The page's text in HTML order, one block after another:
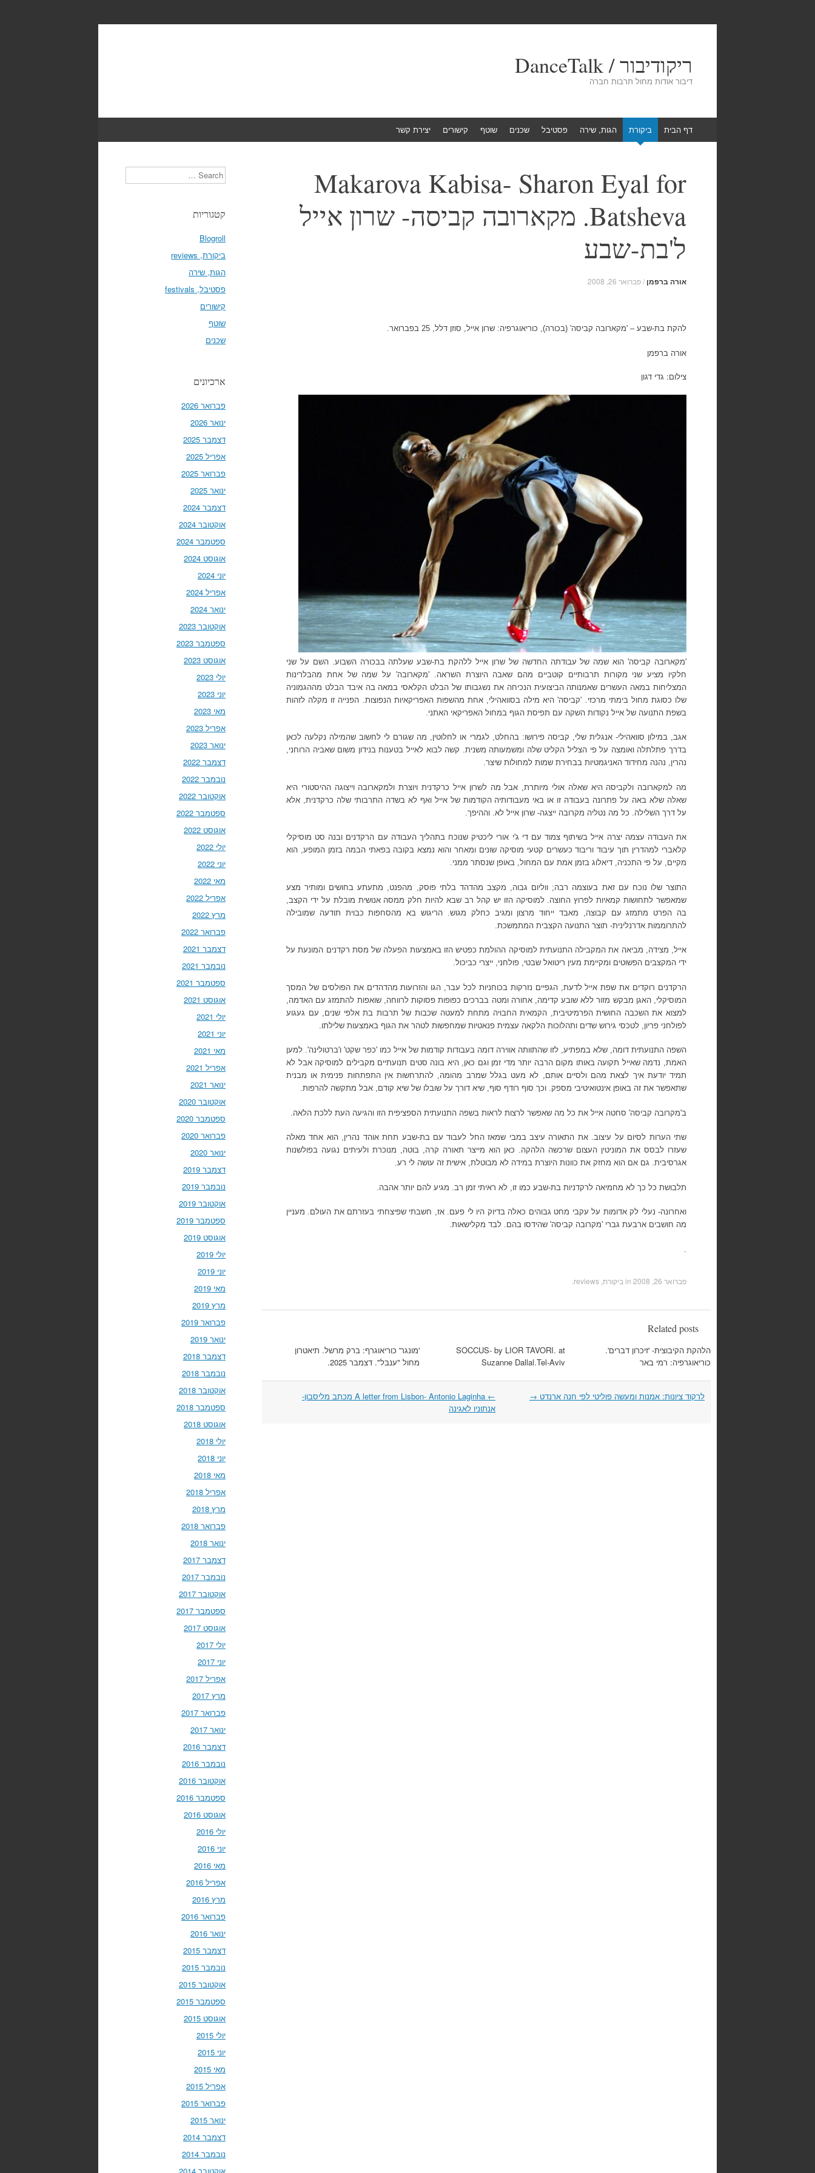
ריקודיבור / DanceTalk
דיבור אודות מחול תרבות חברה
to
דף הבית ביקורת הגות, שירה פסטיבל שכנים שוטף קישורים יצירת קשר
Makarova Kabisa- Sharon Eyal for
Batsheva. מקארובה קביסה- שרון אייל
ל'בת-שבע
אורה ברפמן /פברואר 26, 2008
להקת בת-שבע – 'מקארובה קביסה' (בכורה), כוריאוגרפיה: שרון אייל, סוזן דלל, 25 בפברואר.
אורה ברפמן
צילום: גדי דגון
'מקארובה קביסה' הוא שמה של עבודתה החדשה של שרון אייל ללהקת בת-שבע שעלתה בבכורה השבוע. השם על שני
חלקיו מציע שני מקורות תרבותיים קוטביים מהם שאבה היוצרת השראה. 'מקארובה' על שמה של אחת מהבלרינות
המצליחות במאה העשרים שאמנותה הביצועית הנכיחה את נשגבותו של הבלט הקלאסי במאה בה איבד הבלט מההגמוניה
שלו כסוגת מחול בימתי מרכזי. 'קביסה' היא מילה בסוואהילי, אחת מהשפות האפריקאיות הנפוצות. הפנייה זו מקלה לזהות
בשפת התנועה של אייל נקודות השקה עם תפיסת הגוף במחול האפריקאי האתני.
אגב, במילון סוואהילי- אנגלית שלי, קביסה פירושו: בהחלט, לגמרי או לחלוטין, מה שגורם לי לחשוב שהמילה נקלעה לכאן
בדרך פתלתלה ואומצה על פי הצליל הקליט שלה ומשמעותה משנית. קשה לבוא לאייל בטענות בנידון משום שאביה הרוחני,
נהרין, נהנה מחידוד האניגמטיות בבחירת שמות למחולות שיצר.
מה למקארובה ולקביסה היא שאלה אולי מיותרת, אבל מה לשרון אייל כרקדנית ויוצרת ולמקארובה וייצוגה ההיסטורי היא
שאלה שלא באה על פתרונה בעבודה זו או באי מעבודותיה הקודמות של אייל ואף לא בשדה התרבותי שלה כרקדנית, אלא
על דרך השלילה. כל מה נטליה מקרובה ייצגה- שרון אייל לא. וההיפך.
את העבודה עצמה יצרה אייל בשיתוף צמוד עם די ג'י אורי ליכטיק שנוכח בתהליך העבודה עם הרקדנים ובנה סט מוסיקלי
קלאברי למהדרין תוך עיבוד וריבוד כעשרים קטעי מוסיקה שונים ומאחר והוא נמצא בקובה בפאתי הבמה בזמן המופע, הוא
מקיים, על פי התכניה, דיאלוג בזמן אמת עם המחול, באופן שנסתר ממני.
התוצר שלו נוכח עם זאת בעוצמה רבה; ווליום גבוה, מקצב מהדהד בלתי פוסק, מהפנט, מתעתע בחושים ומותיר מצע
שמאפשר לתחושות קמאיות לפרוץ החוצה. למוסיקה הזו יש קהל רב שבא להיות חלק ממסה אנושית מובלת על ידי הקצב,
בה הפרט מתמזג עם קבוצה, מאבד ייחוד מרצון ומגיב כחלק מגוש. הריגוש בא מהסחפות כבוית תודעה שמובילה
להתרוממות אדרנלינית- תוצר התנועה הקצבית המתמשכת.
אייל, מצידה, מביאה את המקבילה התנועתית למוסיקה ההולמת כפטיש הזו באמצעות הפעלה של מסת רקדנים המונעת על
ידי המקצבים הפשוטים ומקיימת מעין ריטואל שבטי, פולחני, ייצרי כביכול.
הרקדנים רוקדים את שפת אייל לדעת, הגפיים נזרקות בכוחניות לכל עבר, הגו והזרועות מהדהדים את הפולסים של המסך
המוסיקלי, האגן מבקש מזור ללא שובע קדימה, אחורה ומטה בברכים כפופות פסוקות לרווחה, שואפות להתמזג עם האדמה,
למצוא את השכבה החושית הפרמיטיבית, הקמאית החבויה מתחת למעטה שכבות של תרבות בת אלפי שנים, עם געגוע
לפולחני פריון, לטכסי גירוש שדים ותהלוכות הלקאה עצמית פנאטיות שמחפשות לטהר את הגוף באמצעות שלילתו.
השפה התנועתית דומה, שלא במפתיע, לזו שהתוותה אווירה דומה בעבודות קודמות של אייל כמו 'כפר שקט' ו'ברטולינה'. למען
האמת, נדמה שאייל תקועה באותו מקום הרבה יותר מדי זמן וגם כאן, היא בונה סטים תנועתיים מקבילים למוסיקה אבל לא
תמיד יודעת איך לצאת מהם ולסיים אותם, לא מעט בגלל שמרב מהומה, להתרחשות אין התפתחות פנימית או מבנית
שתאפשר את זה באופן אינטואיטיבי מספק. וכך סוף רודף סוף, שיא דורך על שובלו של שיא קודם, אבל מתקשה להרפות.
ב'מקרובה קביסה' סחטה אייל את כל מה שאפשר לרצות לראות בשפה התנועתית הספציפית הזו והגיעה העת ללכת הלאה.
שתי הערות לסיום על עיצוב. את התאורה עיצב במבי שמאז החל לעבוד עם בת-שבע תחת אוהד נהרין, הוא אחד מאלה
שעזרו לבסס את המוניטין העצום שרכשה הלהקה. כאן הוא מייצר תאורה קרה, בוטה, מנוכרת ולעיתים נגועה בפולשנות
אגרסיבית. גם אם הוא מחזק את כוונות היוצרת במידה לא מבוטלת, אישית זה עושה לי רע.
תלבושת כל כך לא מחמיאה לרקדניות בת-שבע כמו זו, לא ראיתי זמן רב. מגיע להם יותר אהבה.
ואחרונה- נעלי לק אדומות על עקבי מחט גבוהים כאלה בדיוק היו לי פעם. אז, חשבתי שפיצחתי בעזרתם את העולם. מעניין
מה חושבים ארבעת גברי 'מקרובה קביסה' שהידסו בהם. לבד מקלישאות.
פברואר 26, 2008 ביקורת, reviews
Related posts
הלהקת הקיבוצית- 'זיכרון דברים'.
כוריאוגרפיה: רמי באר
SOCCUS- by LIOR TAVORI. at
Suzanne Dallal.Tel-Aviv
'מונגר' כוריאוגרף: ברק מרשל. תיאטרון
מחול "ענבל". דצמבר 2025.
Post
←
A letter from Lisbon- Antonio Laginha מכתב מליסבון-
אנתוניו לאגינה
לרקוד ציונות: אמנות ומעשה פוליטי לפי חנה ארנדט →
Search
קטגוריות
Blogroll
ביקורת, reviews
הגות, שירה
פסטיבל, festivals
קישורים
שוטף
שכנים
ארכיונים
פברואר 2026
ינואר 2026
דצמבר 2025
אפריל 2025
פברואר 2025
ינואר 2025
דצמבר 2024
אוקטובר 2024
ספטמבר 2024
אוגוסט 2024
יוני 2024
אפריל 2024
ינואר 2024
אוקטובר 2023
ספטמבר 2023
אוגוסט 2023
יולי 2023
יוני 2023
מאי 2023
אפריל 2023
ינואר 2023
דצמבר 2022
נובמבר 2022
אוקטובר 2022
ספטמבר 2022
אוגוסט 2022
יולי 2022
יוני 2022
מאי 2022
אפריל 2022
מרץ 2022
פברואר 2022
דצמבר 2021
נובמבר 2021
ספטמבר 2021
אוגוסט 2021
יולי 2021
יוני 2021
מאי 2021
אפריל 2021
ינואר 2021
אוקטובר 2020
ספטמבר 2020
פברואר 2020
ינואר 2020
דצמבר 2019
נובמבר 2019
אוקטובר 2019
ספטמבר 2019
אוגוסט 2019
יולי 2019
יוני 2019
מאי 2019
מרץ 2019
פברואר 2019
ינואר 2019
דצמבר 2018
נובמבר 2018
אוקטובר 2018
ספטמבר 2018
אוגוסט 2018
יולי 2018
יוני 2018
מאי 2018
אפריל 2018
מרץ 2018
פברואר 2018
ינואר 2018
דצמבר 2017
נובמבר 2017
אוקטובר 2017
ספטמבר 2017
אוגוסט 2017
יולי 2017
יוני 2017
אפריל 2017
מרץ 2017
פברואר 2017
ינואר 2017
דצמבר 2016
נובמבר 2016
אוקטובר 2016
ספטמבר 2016
אוגוסט 2016
יולי 2016
יוני 2016
מאי 2016
אפריל 2016
מרץ 2016
פברואר 2016
ינואר 2016
דצמבר 2015
נובמבר 2015
אוקטובר 2015
ספטמבר 2015
אוגוסט 2015
יולי 2015
יוני 2015
מאי 2015
אפריל 2015
פברואר 2015
ינואר 2015
דצמבר 2014
נובמבר 2014